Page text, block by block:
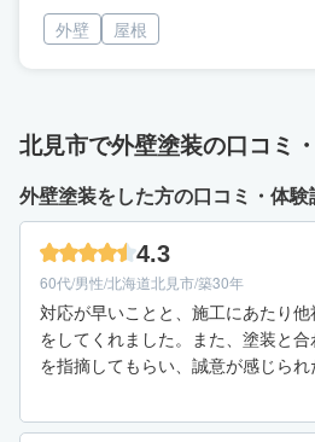
外壁
屋根
北見市で外壁塗装の口コミ
外壁塗装をした方の口コミ・体験
4.3
60代/男性/北海道北見市/築30年
対応が早いことと、施工にあたり
をしてくれました。また、塗装と
を指摘してもらい、誠意が感じられ